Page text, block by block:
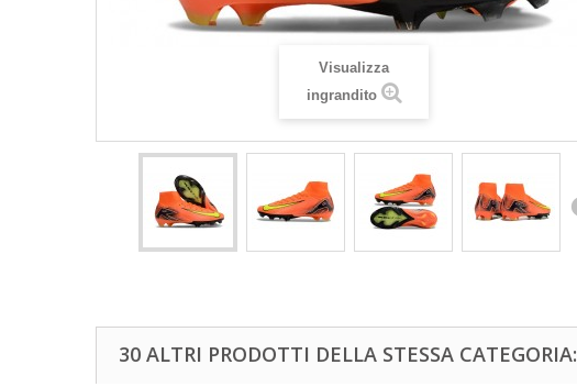
Visualizza
ingrandito
30 ALTRI PRODOTTI DELLA STESSA CATEGORIA: